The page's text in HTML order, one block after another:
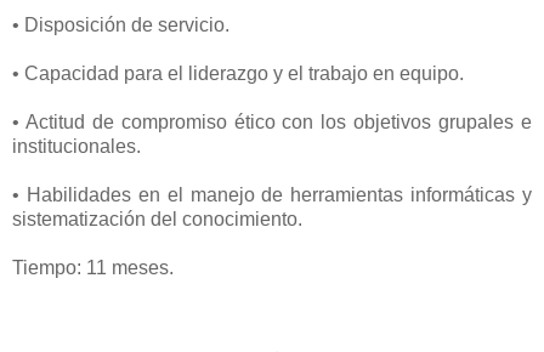
• Disposición de servicio.
• Capacidad para el liderazgo y el trabajo en equipo.
• Actitud de compromiso ético con los objetivos grupales e
institucionales.
• Habilidades en el manejo de herramientas informáticas y
sistematización del conocimiento.
Tiempo: 11 meses.